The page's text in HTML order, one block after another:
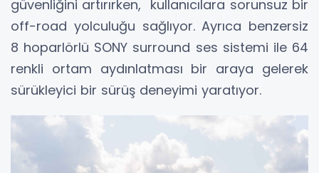
güvenliğini artırırken, kullanıcılara sorunsuz bir
off-road yolculuğu sağlıyor. Ayrıca benzersiz
8 hoparlörlü SONY surround ses sistemi ile 64
renkli ortam aydınlatması bir araya gelerek
sürükleyici bir sürüş deneyimi yaratıyor.